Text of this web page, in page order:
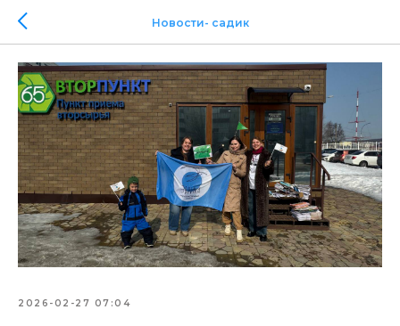
Новости- садик
2026-02-27 07:04